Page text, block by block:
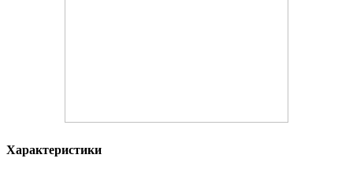
Характеристики